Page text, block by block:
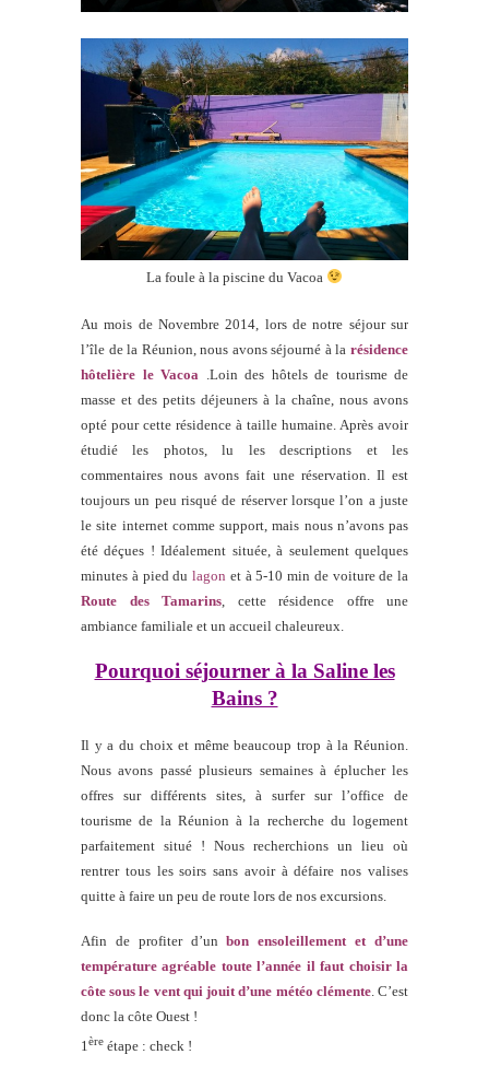
La foule à la piscine du Vacoa
Au mois de Novembre 2014, lors de notre séjour sur
l’île de la Réunion, nous avons séjourné à la résidence
hôtelière le Vacoa .Loin des hôtels de tourisme de
masse et des petits déjeuners à la chaîne, nous avons
opté pour cette résidence à taille humaine. Après avoir
étudié les photos, lu les descriptions et les
commentaires nous avons fait une réservation. Il est
toujours un peu risqué de réserver lorsque l’on a juste
le site internet comme support, mais nous n’avons pas
été déçues ! Idéalement située, à seulement quelques
minutes à pied du lagon et à 5-10 min de voiture de la
Route des Tamarins , cette résidence offre une
ambiance familiale et un accueil chaleureux.
Pourquoi séjourner à la Saline les
Bains ?
Il y a du choix et même beaucoup trop à la Réunion.
Nous avons passé plusieurs semaines à éplucher les
offres sur différents sites, à surfer sur l’office de
tourisme de la Réunion à la recherche du logement
parfaitement situé ! Nous recherchions un lieu où
rentrer tous les soirs sans avoir à défaire nos valises
quitte à faire un peu de route lors de nos excursions.
Afin de profiter d’unbon ensoleillement et d’une
température agréable toute l’année il faut choisir la
côte sous le vent qui jouit d’une météo clémente. C’est
donc la côte Ouest !
1ère étape : check !